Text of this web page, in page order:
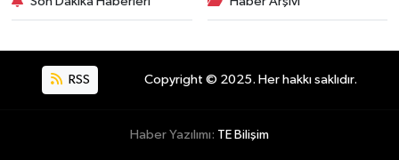
RSS Copyright © 2025. Her hakkı saklıdır.
Haber Yazılımı: TE Bilişim